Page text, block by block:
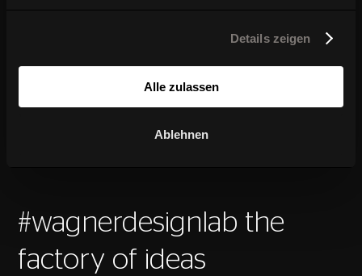
Details zeigen
Alle zulassen
Ablehnen
#wagnerdesignlab the
factory of ideas